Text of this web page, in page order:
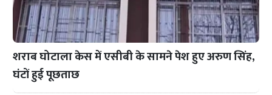
शराब घोटाला केस में एसीबी के सामने पेश हुए अरुण सिंह,
घंटों हुई पूछताछ